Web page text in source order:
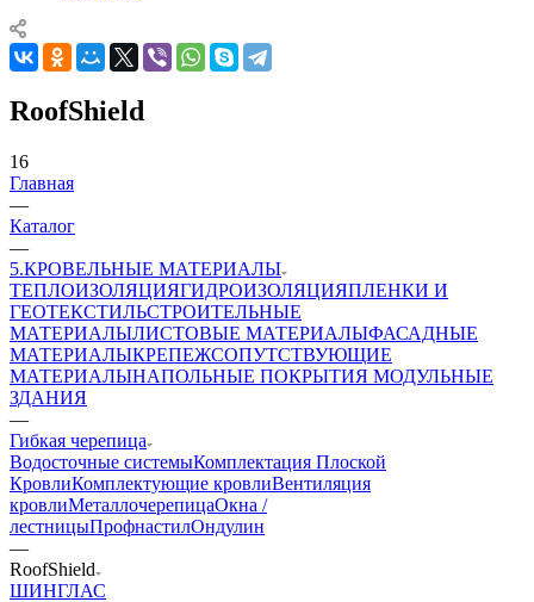
RoofShield
16
Главная
—
Каталог
—
5.КРОВЕЛЬНЫЕ МАТЕРИАЛЫ
ТЕПЛОИЗОЛЯЦИЯГИДРОИЗОЛЯЦИЯПЛЕНКИ И
ГЕОТЕКСТИЛЬСТРОИТЕЛЬНЫЕ
МАТЕРИАЛЫЛИСТОВЫЕ МАТЕРИАЛЫФАСАДНЫЕ
МАТЕРИАЛЫКРЕПЕЖСОПУТСТВУЮЩИЕ
МАТЕРИАЛЫНАПОЛЬНЫЕ ПОКРЫТИЯ МОДУЛЬНЫЕ
ЗДАНИЯ
—
Гибкая черепица
Водосточные системыКомплектация Плоской
КровлиКомплектующие кровлиВентиляция
кровлиМеталлочерепицаОкна /
лестницыПрофнастилОндулин
—
RoofShield
ШИНГЛАС